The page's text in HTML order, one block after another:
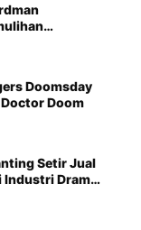
Duel Kontra
Doomsday
Doom
Setir Jual
Industri Drama